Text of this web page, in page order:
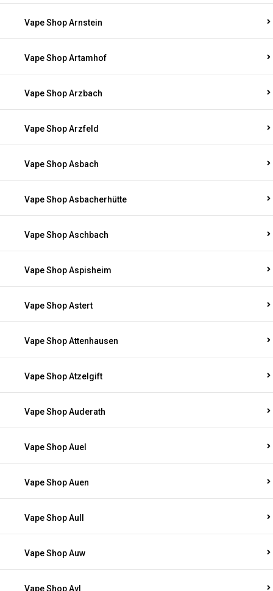
Vape Shop Arnstein
Vape Shop Artamhof
Vape Shop Arzbach
Vape Shop Arzfeld
Vape Shop Asbach
Vape Shop Asbacherhütte
Vape Shop Aschbach
Vape Shop Aspisheim
Vape Shop Astert
Vape Shop Attenhausen
Vape Shop Atzelgift
Vape Shop Auderath
Vape Shop Auel
Vape Shop Auen
Vape Shop Aull
Vape Shop Auw
Vape Shop Ayl